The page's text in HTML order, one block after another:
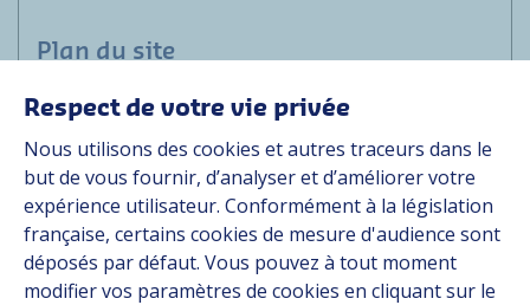
Plan du site
Marchés
Solutions
Ressources
À propos
Carrière
Contact
Respect de votre vie privée
Nous utilisons des cookies et autres traceurs dans le
but de vous fournir, d’analyser et d’améliorer votre
expérience utilisateur. Conformément à la législation
française, certains cookies de mesure d'audience sont
déposés par défaut. Vous pouvez à tout moment
modifier vos paramètres de cookies en cliquant sur le